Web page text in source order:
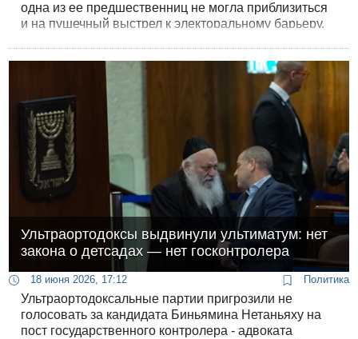
одна из ее предшественниц не могла приблизиться
и на пушечный выстрел к электоральному барьеру.
Ультраортодоксы выдвинули ультиматум: нет
закона о детсадах — нет госконтролера
18 июня 2026, 17:12 Политика
Ультраортодоксальные партии пригрозили не
голосовать за кандидата Биньямина Нетаньяху на
пост государственного контролера - адвоката